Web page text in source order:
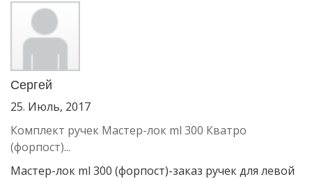
Сергей
25. Июль, 2017
Комплект ручек Мастер-лок ml 300 Кватро
(форпост)...
Мастер-лок ml 300 (форпост)-заказ ручек для левой